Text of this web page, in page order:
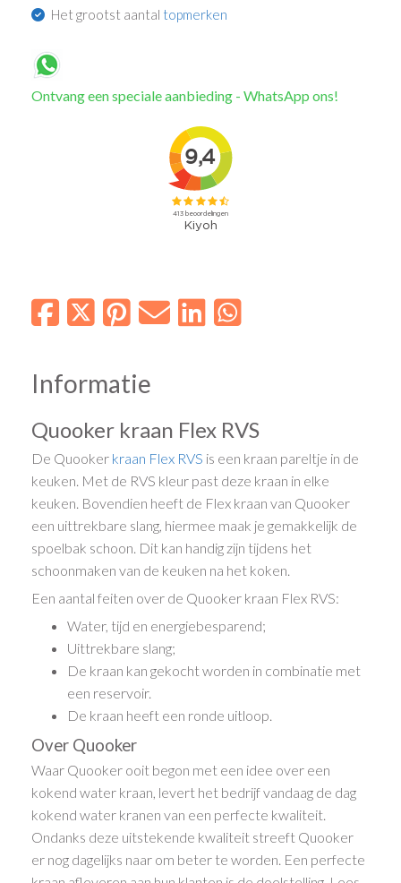
Het grootst aantal topmerken
Ontvang een speciale aanbieding - WhatsApp ons!
Informatie
Quooker kraan Flex RVS
De Quooker kraan Flex RVS is een kraan pareltje in de
keuken. Met de RVS kleur past deze kraan in elke
keuken. Bovendien heeft de Flex kraan van Quooker
een uittrekbare slang, hiermee maak je gemakkelijk de
spoelbak schoon. Dit kan handig zijn tijdens het
schoonmaken van de keuken na het koken.
Een aantal feiten over de Quooker kraan Flex RVS:
Water, tijd en energiebesparend;
Uittrekbare slang;
De kraan kan gekocht worden in combinatie met
een reservoir.
De kraan heeft een ronde uitloop.
Over Quooker
Waar Quooker ooit begon met een idee over een
kokend water kraan, levert het bedrijf vandaag de dag
kokend water kranen van een perfecte kwaliteit.
Ondanks deze uitstekende kwaliteit streeft Quooker
er nog dagelijks naar om beter te worden. Een perfecte